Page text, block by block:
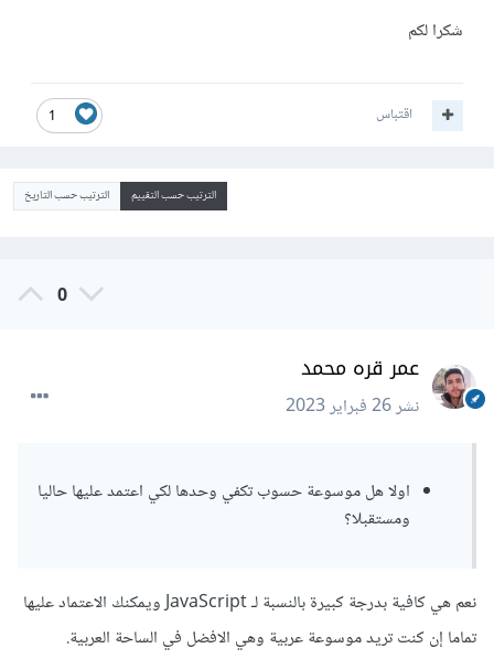
شكرا لكم
1 اقتباس
الترتيب حسب التقييم الترتيب حسب التاريخ
0
عمر قره محمد
نشر26 فبراير 2023
اولا هل موسوعة حسوب تكفي وحدها لكي اعتمد عليها حاليا
ومستقبلا؟
نعم هي كافية بدرجة كبيرة بالنسبة لـ JavaScript ويمكنك الاعتماد عليها
تماما إن كنت تريد موسوعة عربية وهي الافضل في الساحة العربية.